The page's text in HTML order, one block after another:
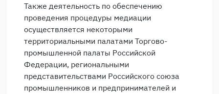
Также деятельность по обеспечению
проведения процедуры медиации
осуществляется некоторыми
территориальными палатами Торгово-
промышленной палаты Российской
Федерации, региональными
представительствами Российского союза
промышленников и предпринимателей и